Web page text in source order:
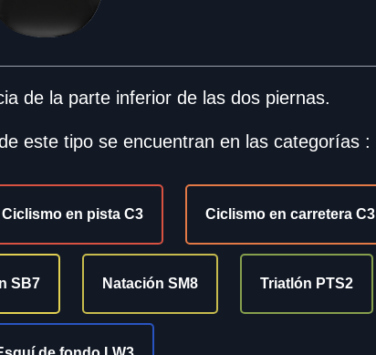
de la parte inferior de las dos piernas.
este tipo se encuentran en las categorías :
Ciclismo en pista C3 Ciclismo en carretera C3
SB7 Natación SM8 Triatlón PTS2